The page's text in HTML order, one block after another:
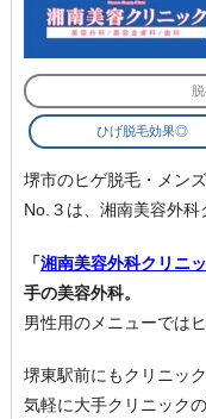
ひげ脱毛効果◎
堺市のヒゲ脱毛・メン
No.３は、湘南美容外科
「湘南美容外科クリニ
手の美容外科。
男性用のメニューでは
堺東駅前にもクリニッ
気軽に大手クリニック